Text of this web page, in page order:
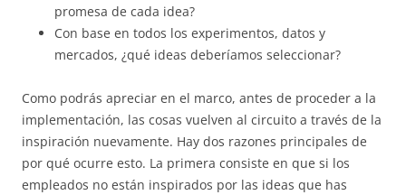
promesa de cada idea?
Con base en todos los experimentos, datos y
mercados, ¿qué ideas deberíamos seleccionar?
Como podrás apreciar en el marco, antes de proceder a la
implementación, las cosas vuelven al circuito a través de la
inspiración nuevamente. Hay dos razones principales de
por qué ocurre esto. La primera consiste en que si los
empleados no están inspirados por las ideas que has